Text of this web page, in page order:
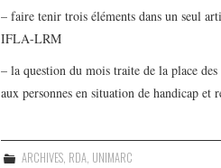
– faire tenir trois éléments dans un seul
IFLA-LRM
– la question du mois traite de la place
aux personnes en situation de handicap et
ARCHIVES RDA UNIMARC